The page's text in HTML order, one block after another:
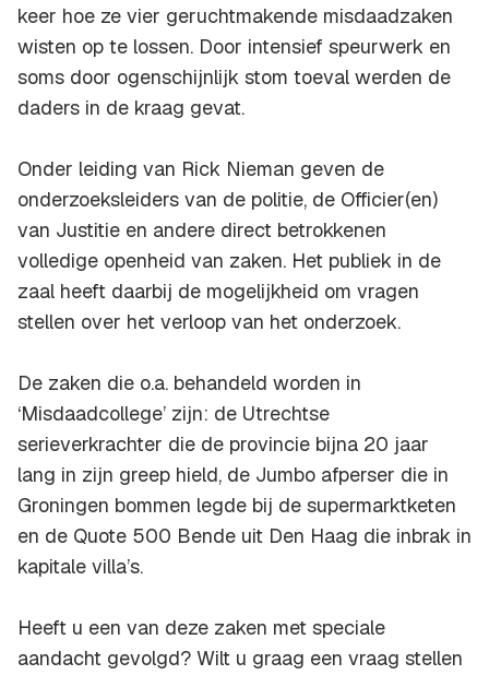
keer hoe ze vier geruchtmakende misdaadzaken
wisten op te lossen. Door intensief speurwerk en
soms door ogenschijnlijk stom toeval werden de
daders in de kraag gevat.
Onder leiding van Rick Nieman geven de
onderzoeksleiders van de politie, de Officier(en)
van Justitie en andere direct betrokkenen
volledige openheid van zaken. Het publiek in de
zaal heeft daarbij de mogelijkheid om vragen
stellen over het verloop van het onderzoek.
De zaken die o.a. behandeld worden in
‘Misdaadcollege’ zijn: de Utrechtse
serieverkrachter die de provincie bijna 20 jaar
lang in zijn greep hield, de Jumbo afperser die in
Groningen bommen legde bij de supermarktketen
en de Quote 500 Bende uit Den Haag die inbrak in
kapitale villa’s.
Heeft u een van deze zaken met speciale
aandacht gevolgd? Wilt u graag een vraag stellen